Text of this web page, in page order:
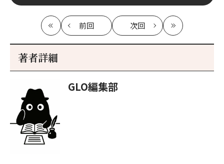
最
初
前回
記
次回
記
最
新
著者詳細
GLO編集部